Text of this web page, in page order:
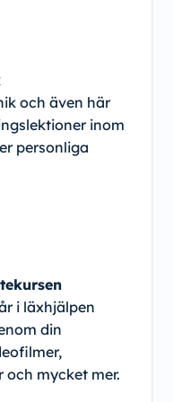
och även här
inom
personliga
i läxhjälpen
din
mycket mer.